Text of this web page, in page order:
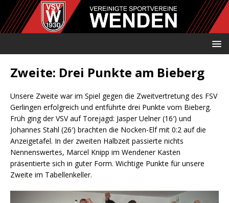
Zweite: Drei Punkte am Bieberg
Unsere Zweite war im Spiel gegen die Zweitvertretung des FSV
Gerlingen erfolgreich und entführte drei Punkte vom Bieberg.
Früh ging der VSV auf Torejagd: Jasper Uelner (16′) und
Johannes Stahl (26′) brachten die Nocken-Elf mit 0:2 auf die
Anzeigetafel. In der zweiten Halbzeit passierte nichts
Nennenswertes, Marcel Knipp im Wendener Kasten
präsentierte sich in guter Form. Wichtige Punkte für unsere
Zweite im Tabellenkeller.